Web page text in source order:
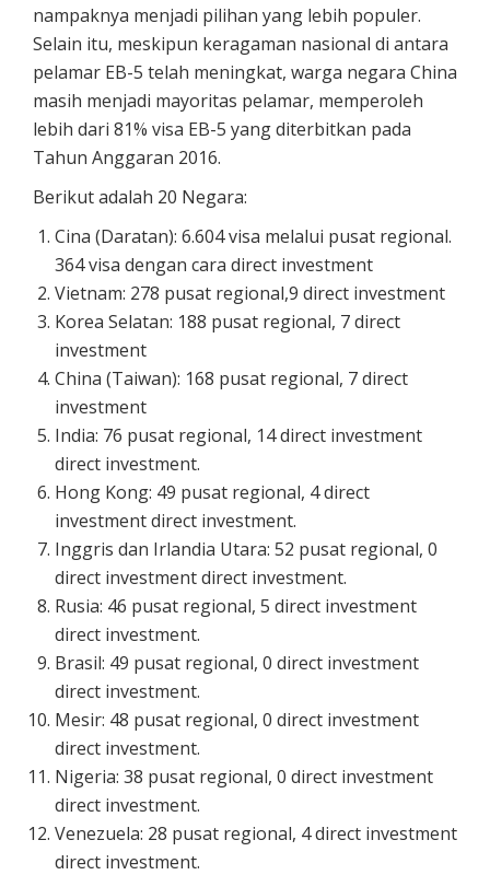
nampaknya menjadi pilihan yang lebih populer.
Selain itu, meskipun keragaman nasional di antara
pelamar EB-5 telah meningkat, warga negara China
masih menjadi mayoritas pelamar, memperoleh
lebih dari 81% visa EB-5 yang diterbitkan pada
Tahun Anggaran 2016.
Berikut adalah 20 Negara:
Cina (Daratan): 6.604 visa melalui pusat regional.
364 visa dengan cara direct investment
Vietnam: 278 pusat regional,9 direct investment
Korea Selatan: 188 pusat regional, 7 direct
investment
China (Taiwan): 168 pusat regional, 7 direct
investment
India: 76 pusat regional, 14 direct investment
direct investment.
Hong Kong: 49 pusat regional, 4 direct
investment direct investment.
Inggris dan Irlandia Utara: 52 pusat regional, 0
direct investment direct investment.
Rusia: 46 pusat regional, 5 direct investment
direct investment.
Brasil: 49 pusat regional, 0 direct investment
direct investment.
Mesir: 48 pusat regional, 0 direct investment
direct investment.
Nigeria: 38 pusat regional, 0 direct investment
direct investment.
Venezuela: 28 pusat regional, 4 direct investment
direct investment.